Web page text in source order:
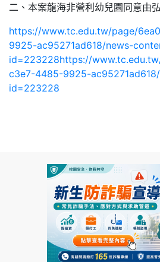
二、本案龍海非營利幼兒園同意由
https://www.tc.edu.tw/page/
9925-ac95271ad618/news-
id=223228https://
c3e7-4485-9925-
id=223228